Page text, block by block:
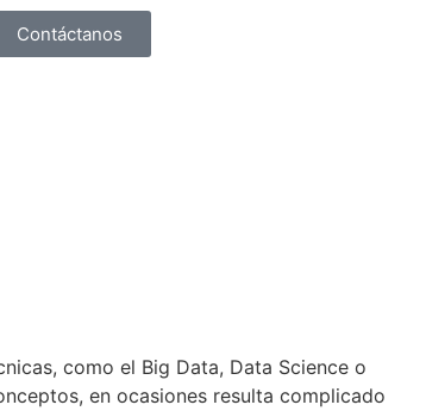
Contáctanos
como el Big Data, Data Science o
en ocasiones resulta complicado